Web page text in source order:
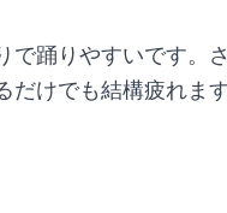
で踊りやすいです。
けでも結構疲れます